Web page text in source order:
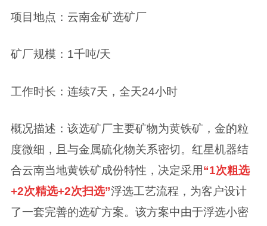
项目地点：云南金矿选矿厂
矿厂规模：1千吨/天
工作时长：连续7天，全天24小时
概况描述：该选矿厂主要矿物为黄铁矿，金的粒
度微细，且与金属硫化物关系密切。红星机器结
合云南当地黄铁矿成份特性，决定采用“1次粗选
+2次精选+2次扫选”浮选工艺流程，为客户设计
了一套完善的选矿方案。该方案中由于浮选小密